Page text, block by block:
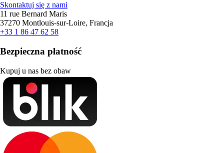
Skontaktuj się z nami
11 rue Bernard Maris
37270 Montlouis-sur-Loire, Francja
+33 1 86 47 62 58
Bezpieczna płatność
Kupuj u nas bez obaw